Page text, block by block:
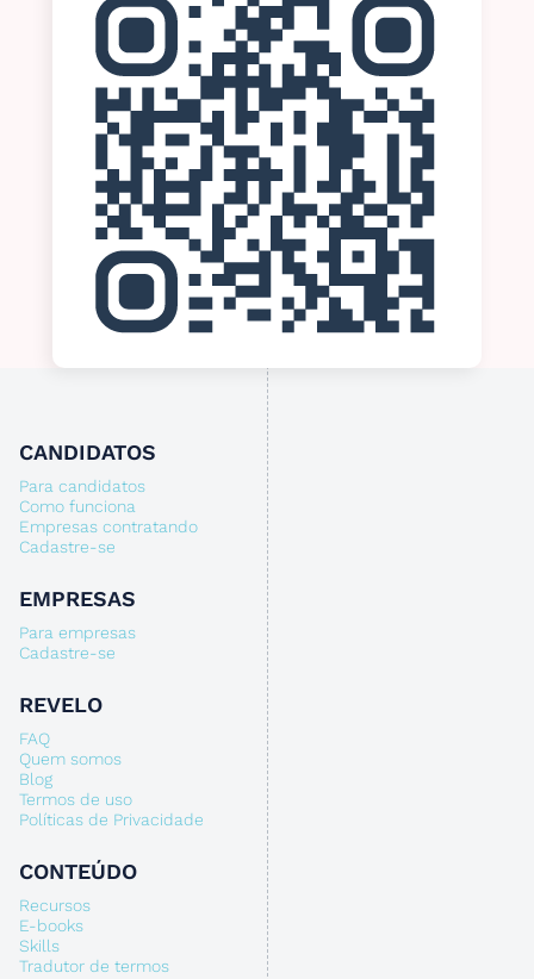
CANDIDATOS
Para candidatos
Como funciona
Empresas contratando
Cadastre-se
EMPRESAS
Para empresas
Cadastre-se
REVELO
FAQ
Quem somos
Blog
Termos de uso
Políticas de Privacidade
CONTEÚDO
Recursos
E-books
Skills
Tradutor de termos